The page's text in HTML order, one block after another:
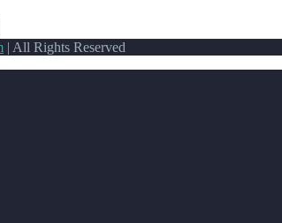
| All Rights Reserved